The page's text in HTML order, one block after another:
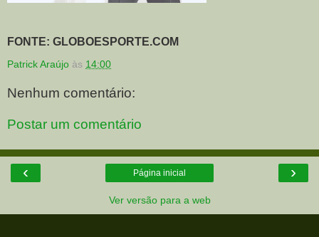
FONTE: GLOBOESPORTE.COM
Patrick Araújo às 14:00
Nenhum comentário:
Postar um comentário
‹ ›
Página inicial
Ver versão para a web